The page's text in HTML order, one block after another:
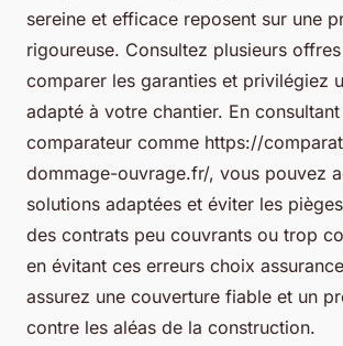
sereine et efficace reposent sur une
rigoureuse. Consultez plusieurs
comparer les garanties et privilégiez
adapté à votre chantier. En
comparateur comme https://
dommage-ouvrage.fr/, vous pouvez
solutions adaptées et éviter les
des contrats peu couvrants ou trop
en évitant ces erreurs choix
assurez une couverture fiable et un
contre les aléas de la construction.